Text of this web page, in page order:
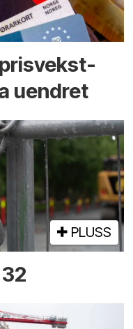
uendret
PLUSS